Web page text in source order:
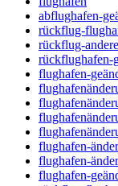
abflughafen-
rückflug-
rückflug-
rückflughafen-
flughafen-
flughafen-
flughafen-
flughafen-